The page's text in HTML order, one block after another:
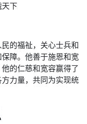
的福祉，关心士兵和
障。他善于施恩和宽
的仁慈和宽容赢得了
力量，共同为实现统